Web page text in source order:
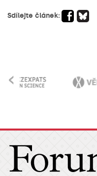
Sdílejte článek:
‹